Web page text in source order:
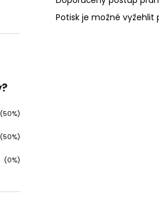
(50%)
(50%)
(0%)
Potisk je možné